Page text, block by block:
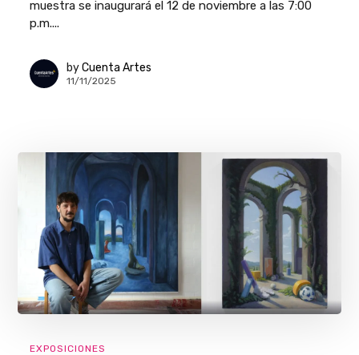
muestra se inaugurará el 12 de noviembre a las 7:00
p.m....
by Cuenta Artes
11/11/2025
EXPOSICIONES